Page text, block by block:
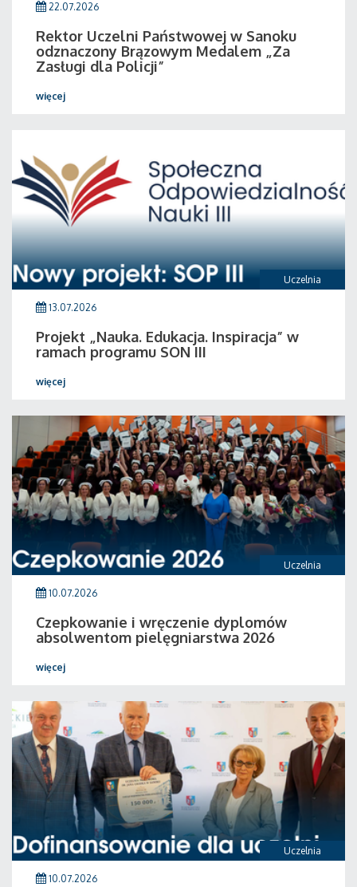
22.07.2026
Rektor Uczelni Państwowej w Sanoku
odznaczony Brązowym Medalem „Za
Zasługi dla Policji”
więcej
Uczelnia
13.07.2026
Projekt „Nauka. Edukacja. Inspiracja” w
ramach programu SON III
więcej
Uczelnia
10.07.2026
Czepkowanie i wręczenie dyplomów
absolwentom pielęgniarstwa 2026
więcej
Uczelnia
10.07.2026